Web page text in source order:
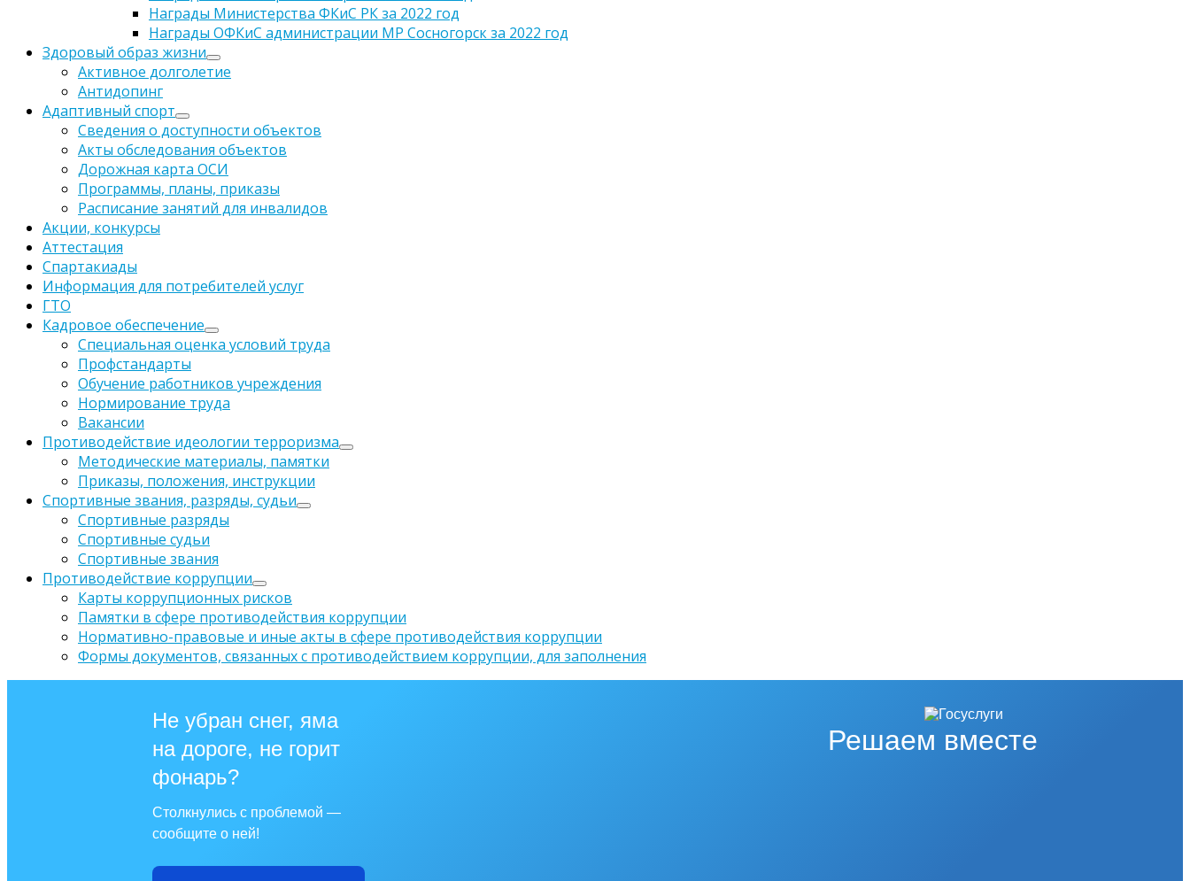
Награды Министерства ФКиС РК за 2022 год
Награды ОФКиС администрации МР Сосногорск за 2022 год
Здоровый образ жизни
Активное долголетие
Антидопинг
Адаптивный спорт
Сведения о доступности объектов
Акты обследования объектов
Дорожная карта ОСИ
Программы, планы, приказы
Расписание занятий для инвалидов
Акции, конкурсы
Аттестация
Спартакиады
Информация для потребителей услуг
ГТО
Кадровое обеспечение
Специальная оценка условий труда
Профстандарты
Обучение работников учреждения
Нормирование труда
Вакансии
Противодействие идеологии терроризма
Методические материалы, памятки
Приказы, положения, инструкции
Спортивные звания, разряды, судьи
Спортивные разряды
Спортивные судьи
Спортивные звания
Противодействие коррупции
Карты коррупционных рисков
Памятки в сфере противодействия коррупции
Нормативно-правовые и иные акты в сфере противодействия коррупции
Формы документов, связанных с противодействием коррупции, для заполнения
Решаем вместе
Не убран снег, яма
на дороге, не горит
фонарь?
Столкнулись с проблемой —
сообщите о ней!